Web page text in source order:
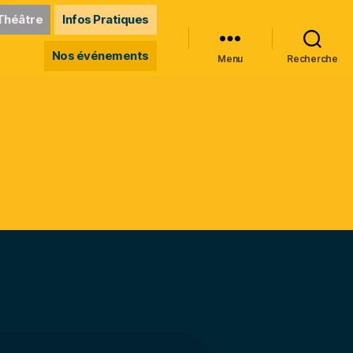
Infos Pratiques
Nos événements Menu Recherche